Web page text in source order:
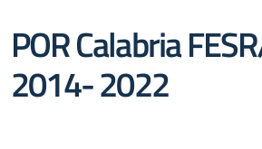
POR Calabria
2014- 2022